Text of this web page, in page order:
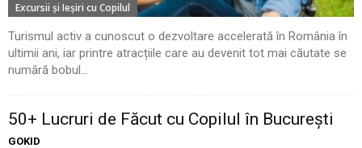
Excursii şi Ieşiri cu Copilul
Turismul activ a cunoscut o dezvoltare accelerată în România în
ultimii ani, iar printre atracțiile care au devenit tot mai căutate se
numără bobul...
50+ Lucruri de Făcut cu Copilul în București
GOKID